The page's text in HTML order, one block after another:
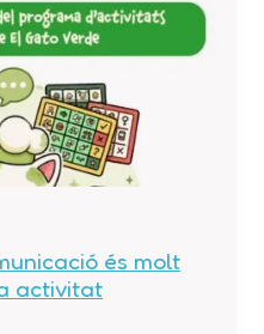
és molt
activitat